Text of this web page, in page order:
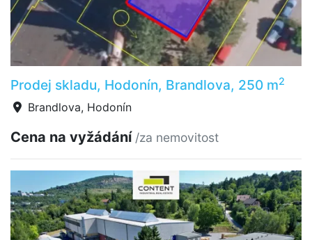
Prodej skladu, Hodonín, Brandlova, 250 m2
Brandlova, Hodonín
Cena na vyžádání /za nemovitost